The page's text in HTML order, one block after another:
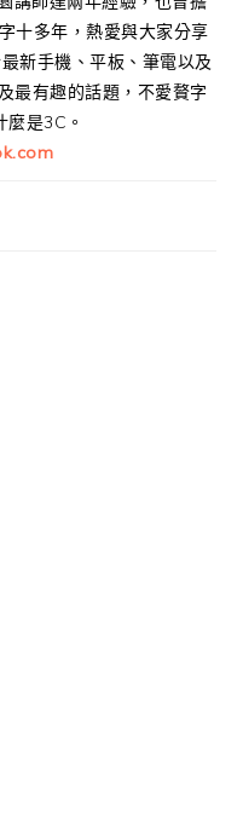
十多年，熱愛與大家分享
新手機、平板、筆電以及
最有趣的話題，不愛贅字
是3C。